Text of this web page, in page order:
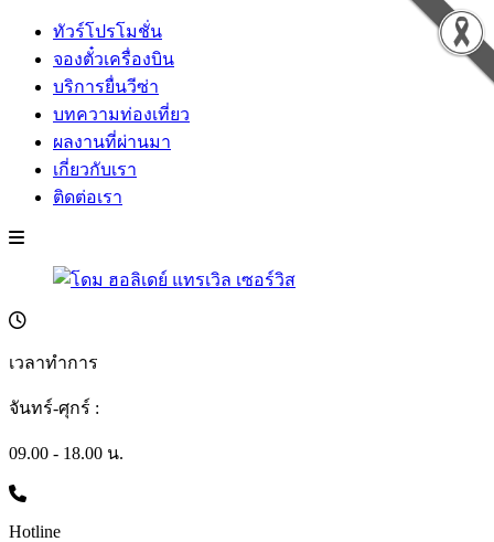
ทัวร์โปรโมชั่น
จองตั๋วเครื่องบิน
บริการยื่นวีซ่า
บทความท่องเที่ยว
ผลงานที่ผ่านมา
เกี่ยวกับเรา
ติดต่อเรา
เวลาทำการ
จันทร์-ศุกร์ :
09.00 - 18.00 น.
Hotline